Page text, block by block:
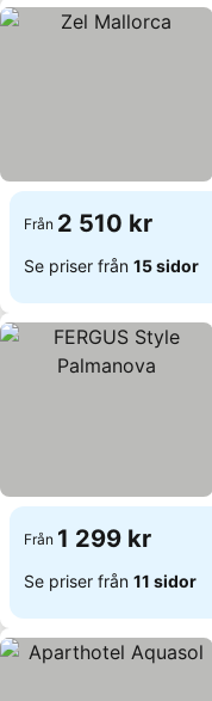
Från 2 510 kr
Se priser från 15 sidor
Från 1 299 kr
Se priser från 11 sidor